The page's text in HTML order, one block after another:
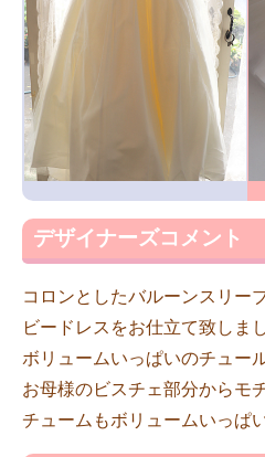
デザイナーズコメント
コロンとしたバルーンスリー
ビードレスをお仕立て致しま
ボリュームいっぱいのチュー
お母様のビスチェ部分からモ
チュームもボリュームいっぱ